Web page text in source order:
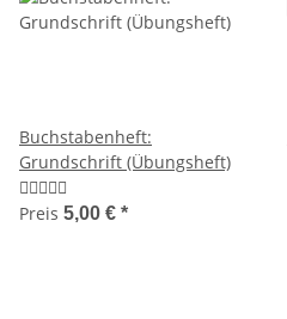
Buchstabenheft:
Grundschrift (Übungsheft)
Preis 5,00 € *